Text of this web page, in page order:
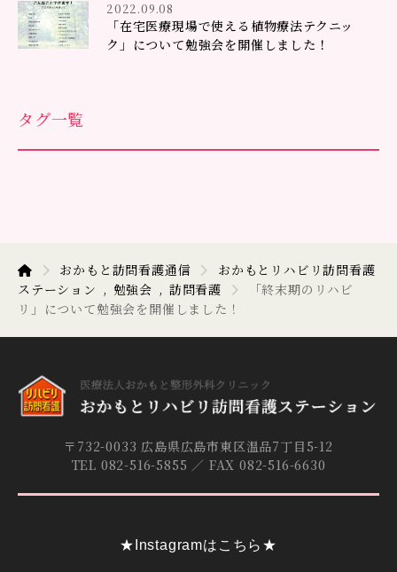
2022.09.08
「在宅医療現場で使える植物療法テクニッ
ク」について勉強会を開催しました！
タグ一覧
おかもと訪問看護通信
おかもとリハビリ訪問看護
ステーション
勉強会 訪問看護
「終末期のリハビ
リ」について勉強会を開催しました！
〒732-0033 広島県広島市東区温品7丁目5-12
TEL 082-516-5855 ／ FAX 082-516-6630
★Instagramはこちら★